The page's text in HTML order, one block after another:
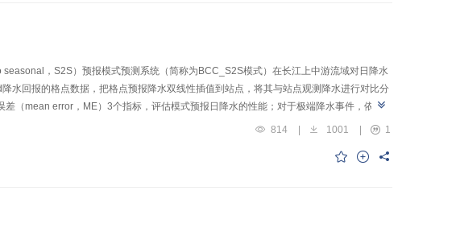
，S2S）预报模式预测系统（简称为BCC_S2S模式）在长江上中游流域对日降水
回报的格点数据，把格点预报降水双线性插值到站点，将其与站点观测降水进行对比分
（mean error，ME）3个指标，评估模式预报日降水的性能；对于极端降水事件，依照
并利用层次聚类方法划分区域性极端降水类型，进一步评估预报性能。结果表明：
负偏差；均方根误差同样在流域中东部偏大。通过分析3个指标的箱型分布图，表明在
站极端降水事件的HSS评分随预见期增加而下降；对大多数区域，模式的预报技巧在月
好，这可能与6月主要受大范围水汽输送或锋面这样较容易预报的天气系统有关。
814 | 1001 | 1